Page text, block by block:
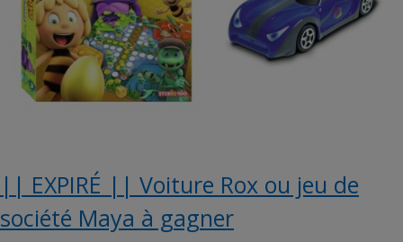
|| EXPIRÉ || Voiture Rox ou jeu de
société Maya à gagner